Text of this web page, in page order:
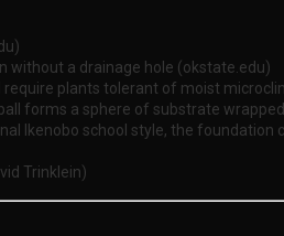
without a drainage hole (okstate.edu)
plants tolerant of moist
forms a sphere of substrate
Ikenobo school style, the
Trinklein)